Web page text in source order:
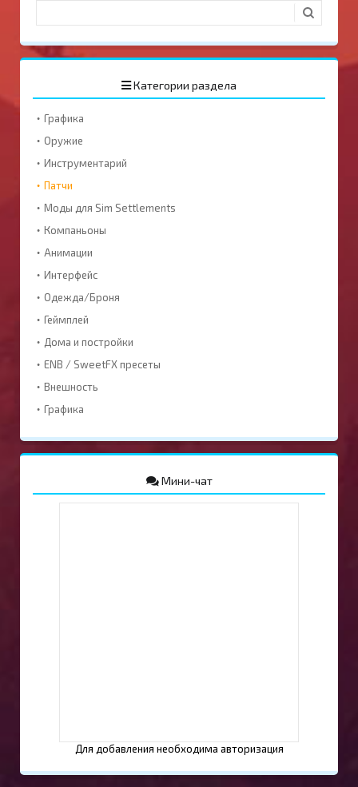
Категории раздела
Графика
Оружие
Инструментарий
Патчи
Моды для Sim Settlements
Компаньоны
Анимации
Интерфейс
Одежда/Броня
Геймплей
Дома и постройки
ENB / SweetFX пресеты
Внешность
Графика
Мини-чат
Для добавления необходима авторизация